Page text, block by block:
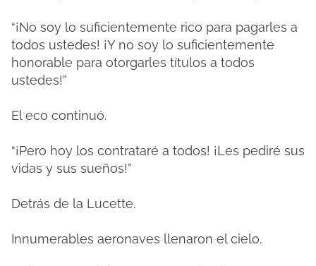
“¡No soy lo suficientemente rico para pagarles a
todos ustedes! ¡Y no soy lo suficientemente
honorable para otorgarles títulos a todos
ustedes!”
El eco continuó.
“¡Pero hoy los contrataré a todos! ¡Les pediré sus
vidas y sus sueños!”
Detrás de la Lucette.
Innumerables aeronaves llenaron el cielo.